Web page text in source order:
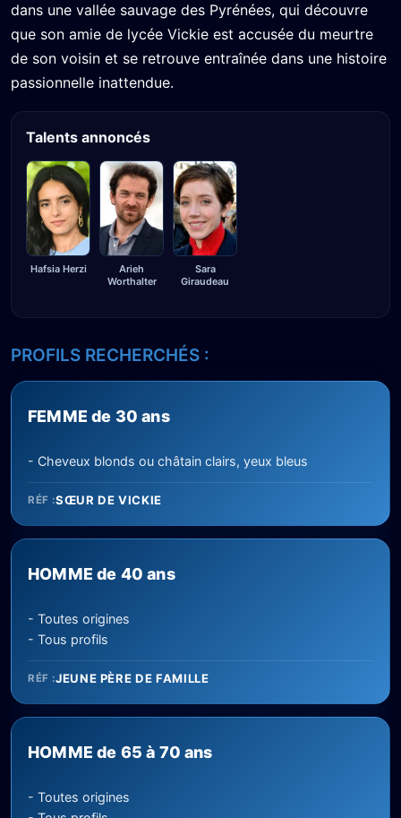
dans une vallée sauvage des Pyrénées, qui découvre
que son amie de lycée Vickie est accusée du meurtre
de son voisin et se retrouve entraînée dans une histoire
passionnelle inattendue.
Talents annoncés
Hafsia Herzi
Arieh
Worthalter
Sara
Giraudeau
PROFILS RECHERCHÉS :
FEMME de 30 ans
- Cheveux blonds ou châtain clairs, yeux bleus
RÉF :SŒUR DE VICKIE
HOMME de 40 ans
- Toutes origines
- Tous profils
RÉF :JEUNE PÈRE DE FAMILLE
HOMME de 65 à 70 ans
- Toutes origines